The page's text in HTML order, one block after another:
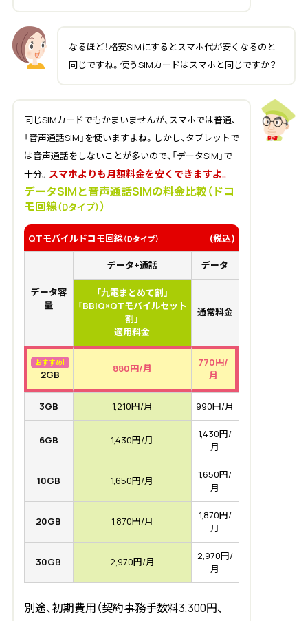
なるほど！格安SIMにするとスマホ代が安くなるのと
同じですね。使うSIMカードはスマホと同じですか？
同じSIMカードでもかまいませんが、スマホでは普通、
「音声通話SIM」を使いますよね。しかし、タブレットで
は音声通話をしないことが多いので、「データSIM」で
十分。 スマホよりも月額料金を安くできますよ。
データSIMと音声通話SIMの料金比較（ドコ
モ回線（Dタイプ））
QTモバイルドコモ回線（Dタイプ） (税込)
データ容
量
データ+通話 データ
「九電まとめて割」
「BBIQ×QTモバイルセット
割」
適用料金
通常料金
おすすめ!
2GB 880円/月
770円/
月
3GB 1,210円/月 990円/月
6GB 1,430円/月
1,430円/
月
10GB 1,650円/月
1,650円/
月
20GB 1,870円/月
1,870円/
月
30GB 2,970円/月
2,970円/
月
別途、初期費用（契約事務手数料3,300円、